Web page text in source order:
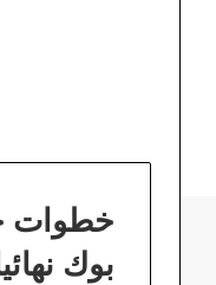
خطوات
بوك